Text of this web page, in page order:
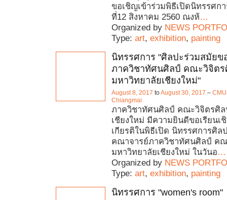
ขอเชิญเข้าร่วมพิธีเปิดนิทรรศกา
ที่12 สิงหาคม 2560 ณงห้…
Organized by NEWS
Type: art, exhibition, painting
นิทรรศการ "ศิลปะร่วมสมัย
ภาควิชาทัศนศิลป์ คณะวิจิต
มหาวิทยาลัยเชียงใหม่"
August 8, 2017 toAugust 30, 2017 –
Chiangmai
ภาควิชาทัศนศิลป์ คณะวิจิตรศิล
เชียงใหม่ มีความยินดีขอเรียนเ
เกียรติในพิธีเปิด นิทรรศการศิล
คณาจารย์ภาควิชาทัศนศิลป์ ค
มหาวิทยาลัยเชียงใหม่ ในวันอ…
Organized by NEWS
Type: art, exhibition, painting
นิทรรศการ "women's room"